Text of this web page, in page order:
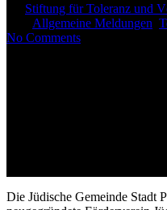
Stiftung für Toleranz und
Allgemeine Meldungen
No Comments
Die Jüdische Gemeinde Stadt